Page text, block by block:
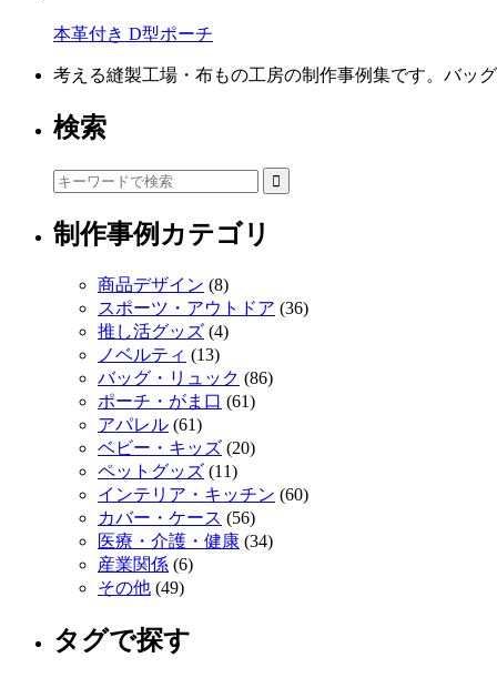
本革付き D型ポーチ
考える縫製工場・布もの工房の制作事例集です。バッ
検索
制作事例カテゴリ
商品デザイン (8)
スポーツ・アウトドア (36)
推し活グッズ (4)
ノベルティ (13)
バッグ・リュック (86)
ポーチ・がま口 (61)
アパレル (61)
ベビー・キッズ (20)
ペットグッズ (11)
インテリア・キッチン (60)
カバー・ケース (56)
医療・介護・健康 (34)
産業関係 (6)
その他 (49)
タグで探す